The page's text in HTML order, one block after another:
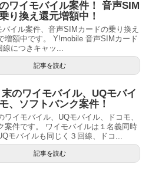
ワイモバイル案件！ 音声SIM
り換え還元増額中！
イル案件、音声SIMカードの乗り換え
増額中です。 Y!mobile 音声SIMカード
線につきキャッ...
記事を読む
末のワイモバイル、UQモバイ
、ソフトバンク案件！
ワイモバイル、UQモバイル、ドコモ、
案件です。 ワイモバイルは１名義同時
モバイルも同じく３回線、ドコ...
記事を読む